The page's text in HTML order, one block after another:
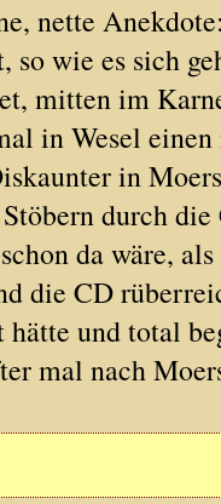
nette
so wie es sich
mitten im
in Wesel
in
durch
da wäre,
die CD
hätte und total
mal nach